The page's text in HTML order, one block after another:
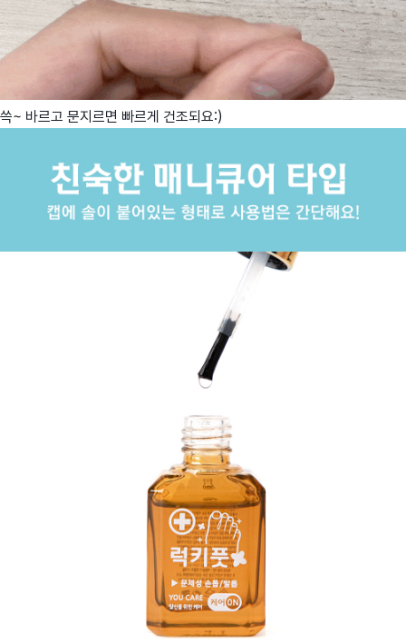
쓱~ 바르고 문지르면 빠르게 건조되요:)